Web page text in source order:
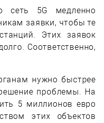
сеть 5G медленно
заявки, чтобы те
Этих заявок
Соответственно,
нужно быстрее
проблемы. На
5 миллионов евро
этих объектов